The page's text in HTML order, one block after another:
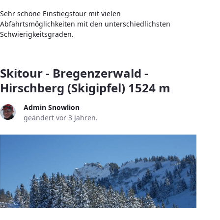
Sehr schöne Einstiegstour mit vielen
Abfahrtsmöglichkeiten mit den unterschiedlichsten
Schwierigkeitsgraden.
Skitour - Bregenzerwald -
Hirschberg (Skigipfel) 1524 m
Admin Snowlion
geändert vor 3 Jahren.